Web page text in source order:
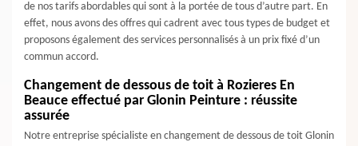
de nos tarifs abordables qui sont à la portée de tous d’autre part. En
effet, nous avons des offres qui cadrent avec tous types de budget et
proposons également des services personnalisés à un prix fixé d’un
commun accord.
Changement de dessous de toit à Rozieres En
Beauce effectué par Glonin Peinture : réussite
assurée
Notre entreprise spécialiste en changement de dessous de toit Glonin